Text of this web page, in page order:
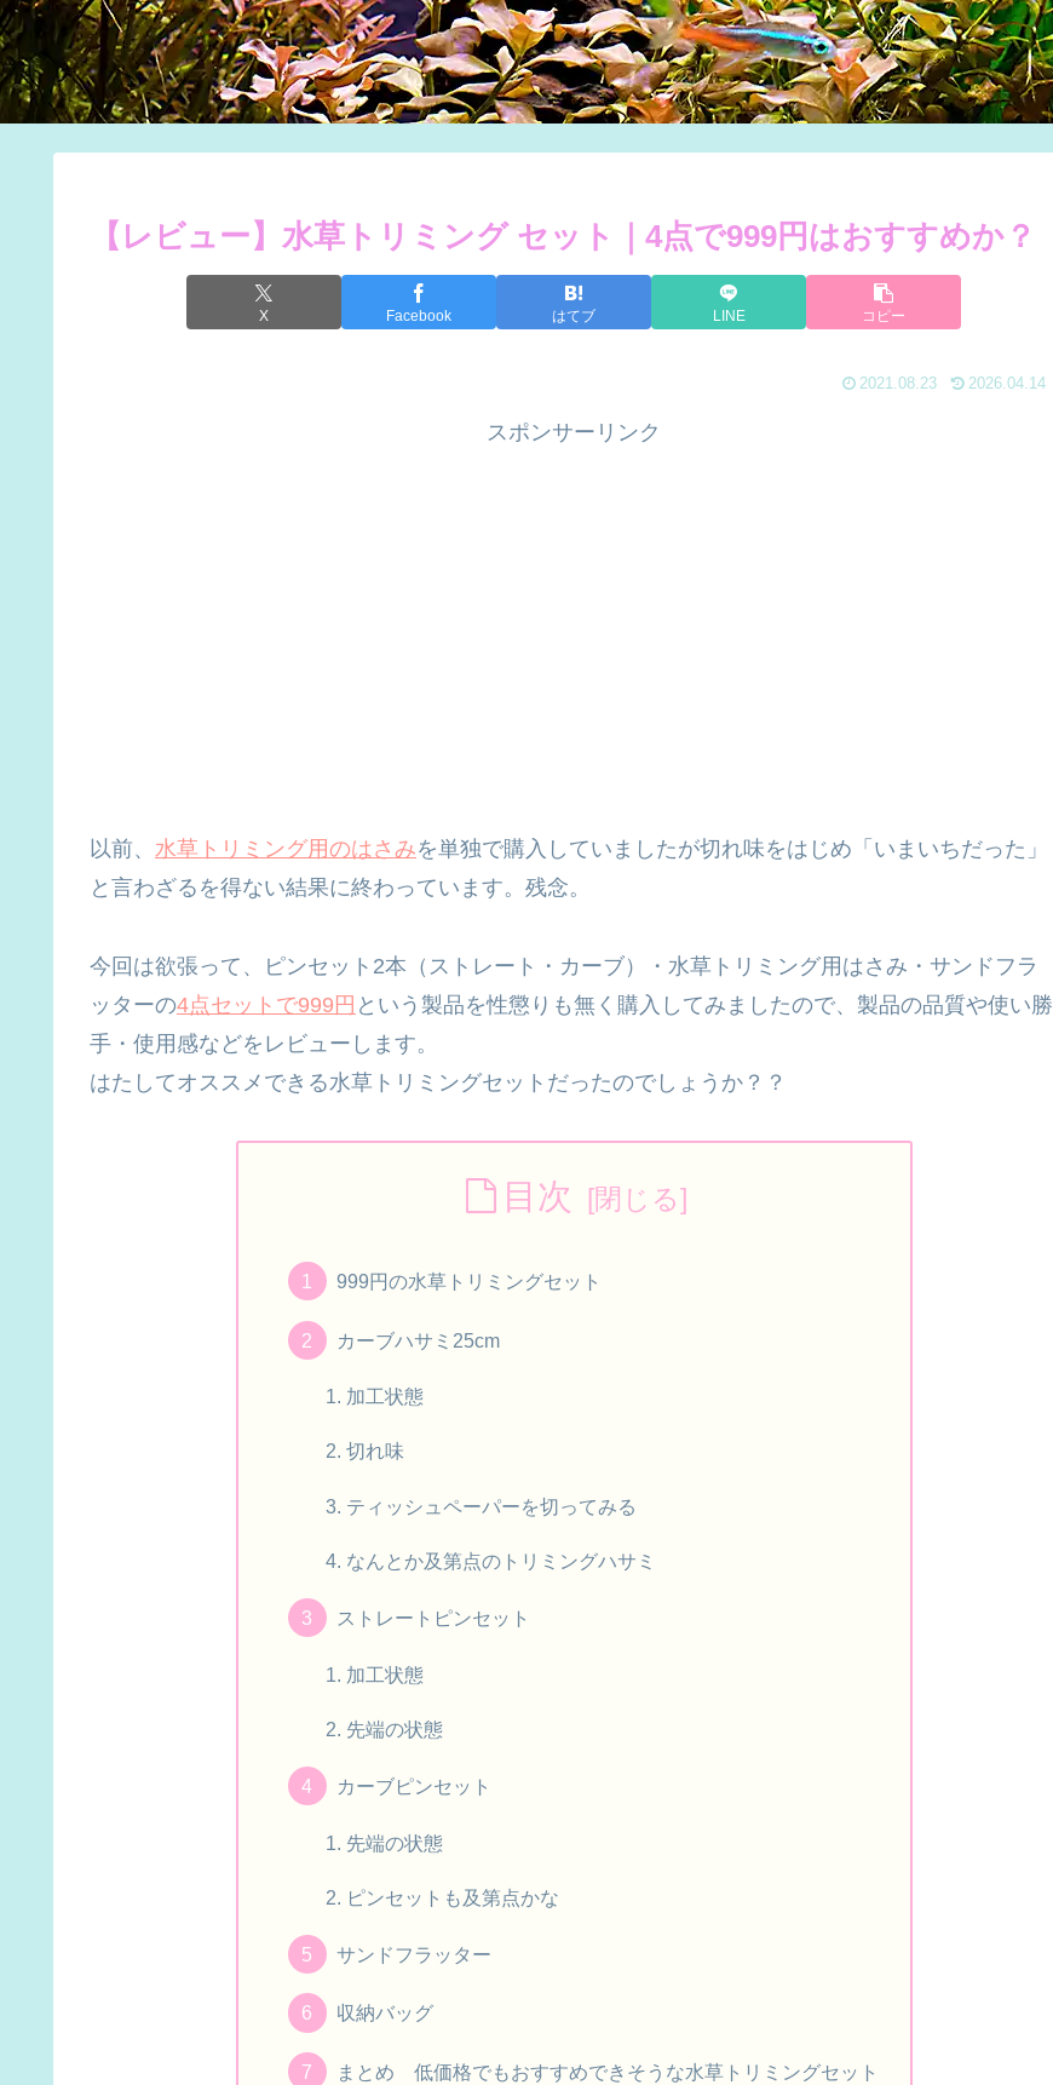
【レビュー】水草トリミング セット｜4点で999円はおすすめか？
X Facebook はてブ LINE コピー
2021.08.23 2026.04.14
スポンサーリンク
以前、 水草トリミング用のはさみを単独で購入していましたが切れ味をはじめ「いまいちだった」
と言わざるを得ない結果に終わっています。残念。
今回は欲張って、ピンセット2本（ストレート・カーブ）・水草トリミング用はさみ・サンドフラ
ッターの4点セットで999円 という製品を性懲りも無く購入してみましたので、製品の品質や使い勝
手・使用感などをレビューします。
はたしてオススメできる水草トリミングセットだったのでしょうか？？
目次
999円の水草トリミングセット
カーブハサミ25cm
加工状態
切れ味
ティッシュペーパーを切ってみる
なんとか及第点のトリミングハサミ
ストレートピンセット
加工状態
先端の状態
カーブピンセット
先端の状態
ピンセットも及第点かな
サンドフラッター
収納バッグ
まとめ 低価格でもおすすめできそうな水草トリミングセット